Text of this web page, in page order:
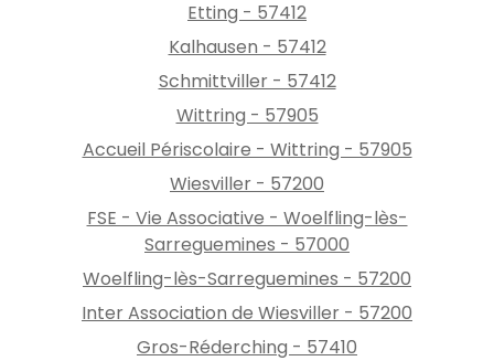
Etting - 57412
Kalhausen - 57412
Schmittviller - 57412
Wittring - 57905
Accueil Périscolaire - Wittring - 57905
Wiesviller - 57200
FSE - Vie Associative - Woelfling-lès-
Sarreguemines - 57000
Woelfling-lès-Sarreguemines - 57200
Inter Association de Wiesviller - 57200
Gros-Réderching - 57410